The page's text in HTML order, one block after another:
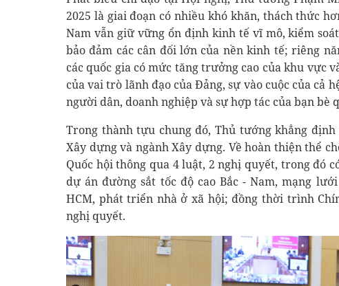
2025 là giai đoạn có nhiều khó khăn, thách thức
Nam vẫn giữ vững ổn định kinh tế vĩ mô, kiểm
bảo đảm các cân đối lớn của nền kinh tế; riêng
các quốc gia có mức tăng trưởng cao của khu vực
của vai trò lãnh đạo của Đảng, sự vào cuộc của cả
người dân, doanh nghiệp và sự hợp tác của bạn bè
Trong thành tựu chung đó, Thủ tướng khẳng
Xây dựng và ngành Xây dựng. Về hoàn thiện thể
Quốc hội thông qua 4 luật, 2 nghị quyết, trong đó
dự án đường sắt tốc độ cao Bắc - Nam, mạng
HCM, phát triển nhà ở xã hội; đồng thời trình
nghị quyết.